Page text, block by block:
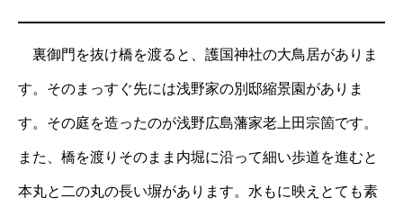
裏御門を抜け橋を渡ると、護国神社の大鳥居がありま
す。そのまっすぐ先には浅野家の別邸縮景園がありま
す。その庭を造ったのが浅野広島藩家老上田宗箇です。
また、橋を渡りそのまま内堀に沿って細い歩道を進むと
本丸と二の丸の長い塀があります。水もに映えとても素